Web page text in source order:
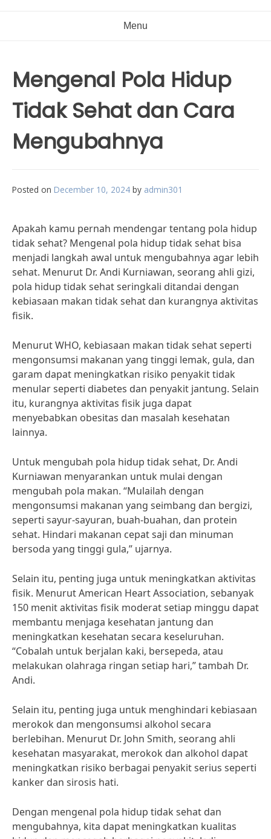
Menu
Mengenal Pola Hidup
Tidak Sehat dan Cara
Mengubahnya
Posted on December 10, 2024 by admin301
Apakah kamu pernah mendengar tentang pola hidup
tidak sehat? Mengenal pola hidup tidak sehat bisa
menjadi langkah awal untuk mengubahnya agar lebih
sehat. Menurut Dr. Andi Kurniawan, seorang ahli gizi,
pola hidup tidak sehat seringkali ditandai dengan
kebiasaan makan tidak sehat dan kurangnya aktivitas
fisik.
Menurut WHO, kebiasaan makan tidak sehat seperti
mengonsumsi makanan yang tinggi lemak, gula, dan
garam dapat meningkatkan risiko penyakit tidak
menular seperti diabetes dan penyakit jantung. Selain
itu, kurangnya aktivitas fisik juga dapat
menyebabkan obesitas dan masalah kesehatan
lainnya.
Untuk mengubah pola hidup tidak sehat, Dr. Andi
Kurniawan menyarankan untuk mulai dengan
mengubah pola makan. “Mulailah dengan
mengonsumsi makanan yang seimbang dan bergizi,
seperti sayur-sayuran, buah-buahan, dan protein
sehat. Hindari makanan cepat saji dan minuman
bersoda yang tinggi gula,” ujarnya.
Selain itu, penting juga untuk meningkatkan aktivitas
fisik. Menurut American Heart Association, sebanyak
150 menit aktivitas fisik moderat setiap minggu dapat
membantu menjaga kesehatan jantung dan
meningkatkan kesehatan secara keseluruhan.
“Cobalah untuk berjalan kaki, bersepeda, atau
melakukan olahraga ringan setiap hari,” tambah Dr.
Andi.
Selain itu, penting juga untuk menghindari kebiasaan
merokok dan mengonsumsi alkohol secara
berlebihan. Menurut Dr. John Smith, seorang ahli
kesehatan masyarakat, merokok dan alkohol dapat
meningkatkan risiko berbagai penyakit serius seperti
kanker dan sirosis hati.
Dengan mengenal pola hidup tidak sehat dan
mengubahnya, kita dapat meningkatkan kualitas